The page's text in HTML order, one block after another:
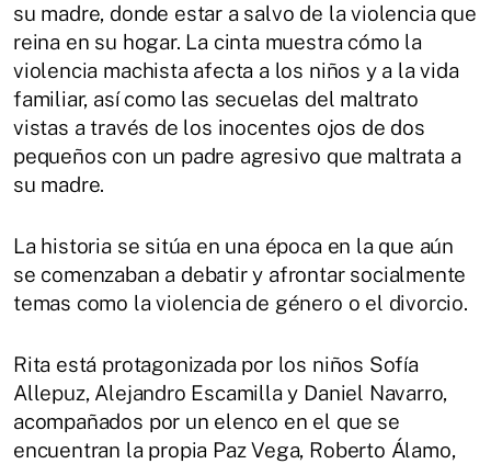
su madre, donde estar a salvo de la violencia que
reina en su hogar. La cinta muestra cómo la
violencia machista afecta a los niños y a la vida
familiar, así como las secuelas del maltrato
vistas a través de los inocentes ojos de dos
pequeños con un padre agresivo que maltrata a
su madre.
La historia se sitúa en una época en la que aún
se comenzaban a debatir y afrontar socialmente
temas como la violencia de género o el divorcio.
Rita está protagonizada por los niños Sofía
Allepuz, Alejandro Escamilla y Daniel Navarro,
acompañados por un elenco en el que se
encuentran la propia Paz Vega, Roberto Álamo,